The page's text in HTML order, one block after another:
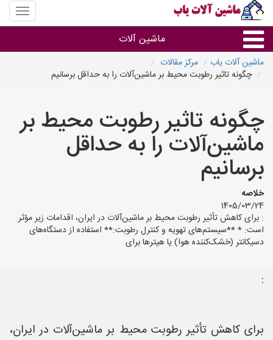
منوی
سایت
آلات
ماشین آلات
ماشین آلات
سایر گروه ها
ماشین آلات
ماشین آلات یاب
مرکز مقالات
چگونه تاثیر رطوبت محیط بر ماشین‌آلات را به حداقل برسانیم
چگونه تاثیر رطوبت محیط بر
ماشین‌آلات را به حداقل
برسانیم
خلاصه
1405/03/24
: برای کاهش تأثیر رطوبت محیط بر ماشین‌آلات در ایران، اقدامات زیر مؤثر
است: * **سیستم‌های تهویه و کنترل رطوبت:** استفاده از دستگاه‌های
دسیکانتر (خشک‌کننده هوا) یا هیترها برای
:
برای کاهش تأثیر رطوبت محیط بر ماشین‌آلات در ایران،